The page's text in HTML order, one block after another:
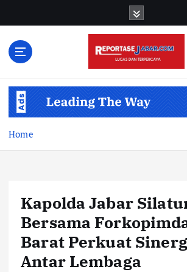
Home
Kapolda Jabar
Bersama
Barat Perkuat
Antar Lembaga